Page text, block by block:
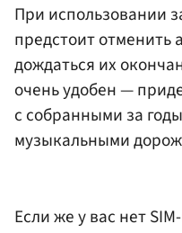
При использовании
предстоит отменить
дождаться их
очень удобен —
с собранными за
музыкальными
Если же у вас нет